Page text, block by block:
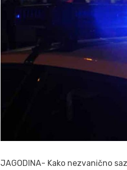
JAGODINA- Kako nezvanično